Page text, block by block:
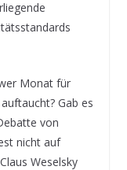
Monat für
Gab es
von
nicht auf
Weselsky